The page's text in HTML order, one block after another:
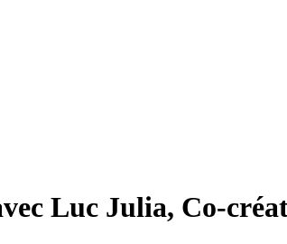
Luc Julia, Co-